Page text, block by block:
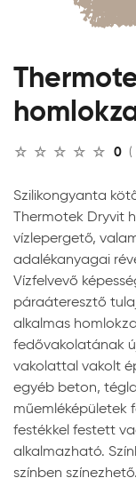
0
Szilikongyanta
Thermotek Dryvit
vízlepergető,
adalékanyagai
Vízfelvevő
páraáteresztő
alkalmas
fedővakolatának
vakolattal vakolt
egyéb beton,
műemléképületek
festékkel festett
alkalmazható.
színben színezhető.